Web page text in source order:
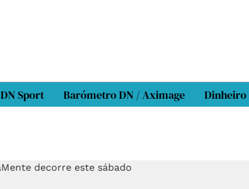
DN Sport Barómetro DN / Aximage Dinheiro